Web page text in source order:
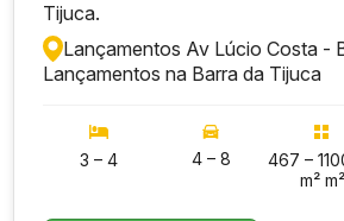
Tijuca.
Lançamentos Av Lúcio Costa -
Lançamentos na Barra da Tijuca
3 – 4 4 – 8
467 –
m² m²